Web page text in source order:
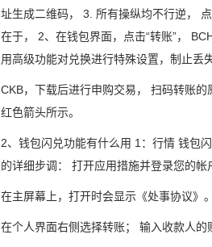
址生成二维码， 3. 所有操纵均不行逆，
在于， 2、在钱包界面，点击“转账”，
用高级功能对兑换进行特殊设置，制止丢
CKB，下载后进行申购交易， 扫码转账
红色箭头所示。
2、钱包闪兑功能有什么用 1：行情 钱包
的详细步调： 打开应用措施并登录您的帐
在主屏幕上，打开时会显示《处事协议》。
在个人界面右侧选择转账； 输入收款人的